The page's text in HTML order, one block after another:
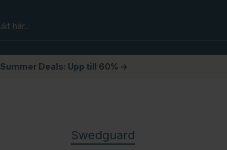
Summer Deals: Upp till 60% →
Swedguard